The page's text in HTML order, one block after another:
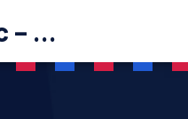
Inspirace Liberec – psychoterapie